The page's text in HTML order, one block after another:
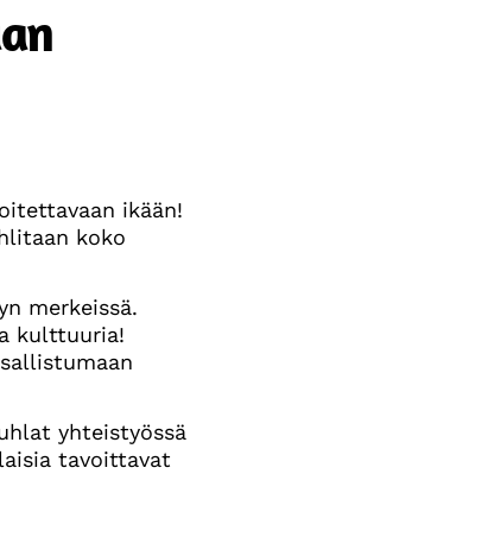
ikään!
koko
merkeissä.
kulttuuria!
yhteistyössä
tavoittavat